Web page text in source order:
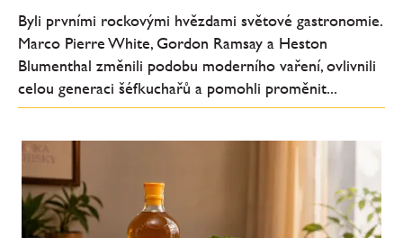
Byli prvními rockovými hvězdami světové gastronomie.
Marco Pierre White, Gordon Ramsay a Heston
Blumenthal změnili podobu moderního vaření, ovlivnili
celou generaci šéfkuchařů a pomohli proměnit...